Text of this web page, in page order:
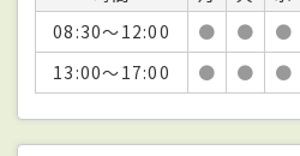
08:30～12:00
● ● ●
13:00～17:00
● ● ●